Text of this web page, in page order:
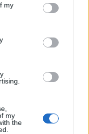
You may click to
third-party tags to
in below Google
my
my
the